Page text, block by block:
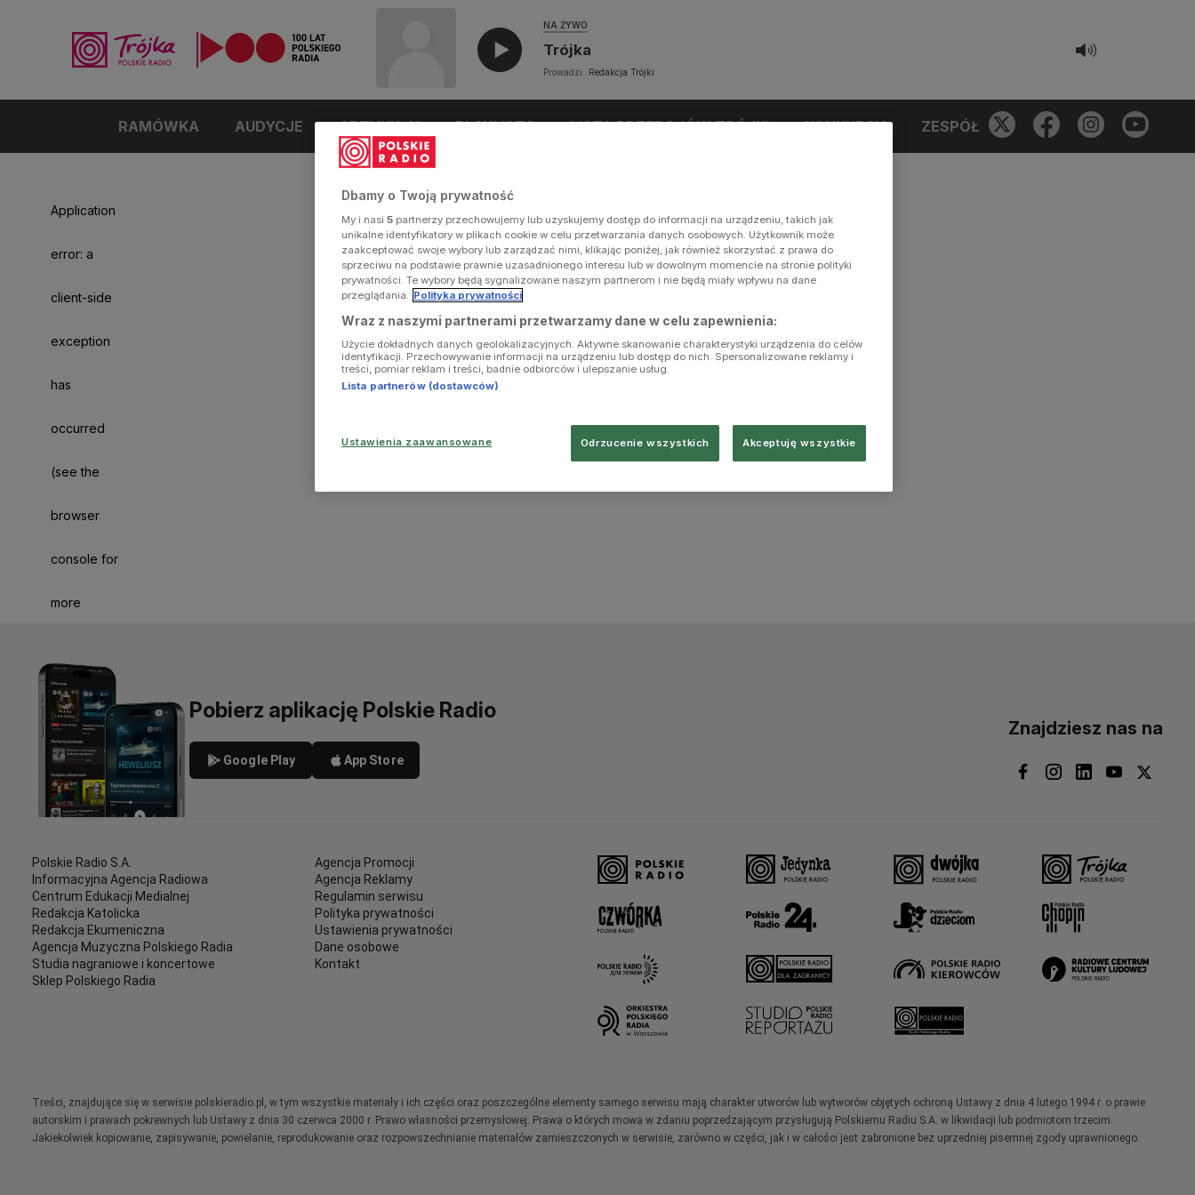
NA ŻYWO
Trójka
Prowadzi: Redakcja Trójki
RAMÓWKA AUDYCJE ARTYKUŁY PLAYLISTA LISTA PRZEBOJÓW TRÓJKI KONKURSY ZESPÓŁ
Application
error: a
client-side
exception
has
occurred
(see the
browser
console for
more
Pobierz aplikację Polskie Radio
Google Play App Store
Znajdziesz nas na
Polskie Radio S.A.
Informacyjna Agencja Radiowa
Centrum Edukacji Medialnej
Redakcja Katolicka
Redakcja Ekumeniczna
Agencja Muzyczna Polskiego Radia
Studia nagraniowe i koncertowe
Sklep Polskiego Radia
Agencja Promocji
Agencja Reklamy
Regulamin serwisu
Polityka prywatności
Ustawienia prywatności
Dane osobowe
Kontakt
Treści, znajdujące się w serwisie polskieradio.pl, w tym wszystkie materiały i ich części oraz poszczególne elementy samego serwisu mają charakter utworów lub wytworów objętych ochroną Ustawy z dnia 4 lutego 1994 r. o prawie
autorskim i prawach pokrewnych lub Ustawy z dnia 30 czerwca 2000 r. Prawo własności przemysłowej. Prawa o których mowa w zdaniu poprzedzającym przysługują Polskiemu Radiu S.A. w likwidacji lub podmiotom trzecim.
Jakiekolwiek kopiowanie, zapisywanie, powielanie, reprodukowanie oraz rozpowszechnianie materiałów zamieszczonych w serwisie, zarówno w części, jak i w całości jest zabronione bez uprzedniej pisemnej zgody uprawnionego.
Dbamy o Twoją prywatność
My i nasi 5 partnerzy przechowujemy lub uzyskujemy dostęp do informacji na urządzeniu, takich jak
unikalne identyfikatory w plikach cookie w celu przetwarzania danych osobowych. Użytkownik może
zaakceptować swoje wybory lub zarządzać nimi, klikając poniżej, jak również skorzystać z prawa do
sprzeciwu na podstawie prawnie uzasadnionego interesu lub w dowolnym momencie na stronie polityki
prywatności. Te wybory będą sygnalizowane naszym partnerom i nie będą miały wpływu na dane
przeglądania. Polityka prywatności
Wraz z naszymi partnerami przetwarzamy dane w celu zapewnienia:
Użycie dokładnych danych geolokalizacyjnych. Aktywne skanowanie charakterystyki urządzenia do celów
identyfikacji. Przechowywanie informacji na urządzeniu lub dostęp do nich. Spersonalizowane reklamy i
treści, pomiar reklam i treści, badnie odbiorców i ulepszanie usług.
Lista partnerów (dostawców)
Ustawienia zaawansowane Odrzucenie wszystkich Akceptuję wszystkie